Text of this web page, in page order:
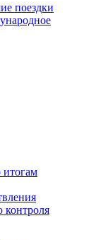
поездки
контроля